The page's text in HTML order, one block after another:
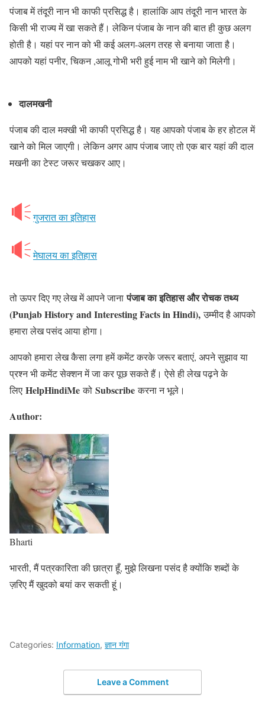
पंजाब में तंदूरी नान भी काफी प्रसिद्ध है। हालांकि आप तंदूरी नान भारत के
किसी भी राज्य में खा सकते हैं। लेकिन पंजाब के नान की बात ही कुछ अलग
होती है। यहां पर नान को भी कई अलग-अलग तरह से बनाया जाता है।
आपको यहां पनीर, चिकन ,आलू गोभी भरी हुई नाम भी खाने को मिलेगी।
दालमखनी
पंजाब की दाल मक्खी भी काफी प्रसिद्ध है। यह आपको पंजाब के हर होटल में
खाने को मिल जाएगी। लेकिन अगर आप पंजाब जाए तो एक बार यहां की दाल
मखनी का टेस्ट जरूर चखकर आए।
गुजरात का इतिहास
मेघालय का इतिहास
तो ऊपर दिए गए लेख में आपने जानापंजाब का इतिहास और रोचक तथ्य
(Punjab History and Interesting Facts in Hindi),उम्मीद है आपको
हमारा लेख पसंद आया होगा।
आपको हमारा लेख कैसा लगा हमें कमेंट करके जरूर बताएं, अपने सुझाव या
प्रश्न भी कमेंट सेक्शन में जा कर पूछ सकते हैं। ऐसे ही लेख पढ़ने के
लिए HelpHindiMeको Subscribeकरना न भूले।
Author:
Bharti
भारती, मैं पत्रकारिता की छात्रा हूँ, मुझे लिखना पसंद है क्योंकि शब्दों के
ज़रिए मैं खुदको बयां कर सकती हूं।
Categories: Information, ज्ञान गंगा
Leave a Comment